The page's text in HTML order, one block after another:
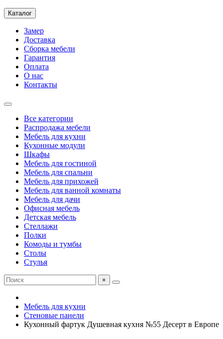
Каталог
Замер
Доставка
Сборка мебели
Гарантия
Оплата
О нас
Контакты
Все категории
Распродажа мебели
Мебель для кухни
Кухонные модули
Шкафы
Мебель для гостиной
Мебель для спальни
Мебель для прихожей
Мебель для ванной комнаты
Мебель для дачи
Офисная мебель
Детская мебель
Стеллажи
Полки
Комоды и тумбы
Столы
Стулья
×
Мебель для кухни
Стеновые панели
Кухонный фартук Душевная кухня №55 Десерт в Европе